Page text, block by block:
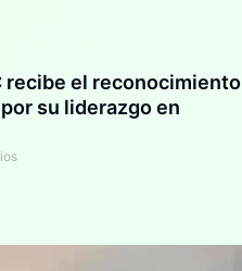
recibe el reconocimiento
por su liderazgo en